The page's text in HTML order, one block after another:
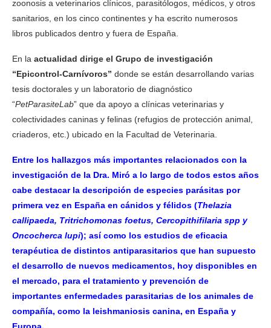
zoonosis a veterinarios clínicos, parasitólogos, médicos, y otros
sanitarios, en los cinco continentes y ha escrito numerosos
libros publicados dentro y fuera de España.
En la actualidad dirige el Grupo de investigación
“Epicontrol-Carnívoros” donde se están desarrollando varias
tesis doctorales y un laboratorio de diagnóstico
“PetParasiteLab” que da apoyo a clínicas veterinarias y
colectividades caninas y felinas (refugios de protección animal,
criaderos, etc.) ubicado en la Facultad de Veterinaria.
Entre los hallazgos más importantes relacionados con la
investigación de la Dra. Miró a lo largo de todos estos años
cabe destacar la descripción de especies parásitas por
primera vez en España en cánidos y félidos (Thelazia
callipaeda, Tritrichomonas foetus, Cercopithifilaria spp y
Oncocherca lupi); así como los estudios de eficacia
terapéutica de distintos antiparasitarios que han supuesto
el desarrollo de nuevos medicamentos, hoy disponibles en
el mercado, para el tratamiento y prevención de
importantes enfermedades parasitarias de los animales de
compañía, como la leishmaniosis canina, en España y